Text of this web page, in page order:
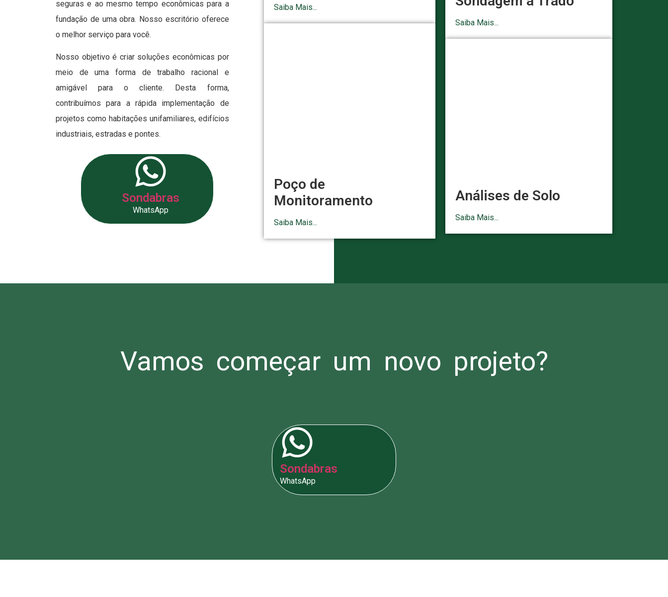
seguras e ao mesmo tempo econômicas para a
fundação de uma obra. Nosso escritório oferece
o melhor serviço para você.
Nosso objetivo é criar soluções econômicas por
meio de uma forma de trabalho racional e
amigável para o cliente. Desta forma,
contribuímos para a rápida implementação de
projetos como habitações unifamiliares, edifícios
industriais, estradas e pontes.
Sondabras
WhatsApp
Saiba Mais...
Poço de
Monitoramento
Saiba Mais...
Saiba Mais...
Análises de Solo
Saiba Mais...
Vamos começar um novo projeto?
Sondabras
WhatsApp